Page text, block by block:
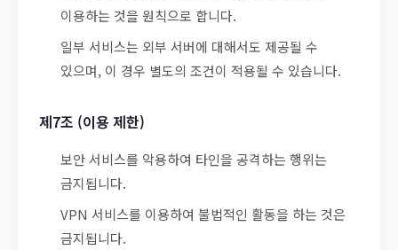
이용하는 것을 원칙으로 합니다.
일부 서비스는 외부 서버에 대해서도 제공될 수
있으며, 이 경우 별도의 조건이 적용될 수 있습니다.
제7조 (이용 제한)
보안 서비스를 악용하여 타인을 공격하는 행위는
금지됩니다.
VPN 서비스를 이용하여 불법적인 활동을 하는 것은
금지됩니다.